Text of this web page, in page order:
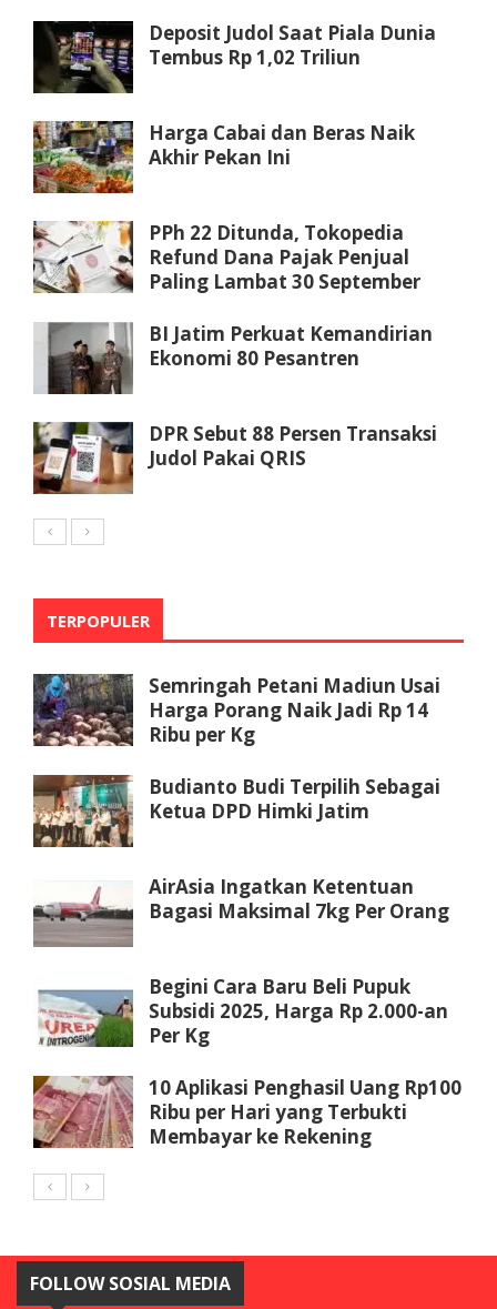
Deposit Judol Saat Piala Dunia
Tembus Rp 1,02 Triliun
Harga Cabai dan Beras Naik
Akhir Pekan Ini
PPh 22 Ditunda, Tokopedia
Refund Dana Pajak Penjual
Paling Lambat 30 September
BI Jatim Perkuat Kemandirian
Ekonomi 80 Pesantren
DPR Sebut 88 Persen Transaksi
Judol Pakai QRIS
TERPOPULER
Semringah Petani Madiun Usai
Harga Porang Naik Jadi Rp 14
Ribu per Kg
Budianto Budi Terpilih Sebagai
Ketua DPD Himki Jatim
AirAsia Ingatkan Ketentuan
Bagasi Maksimal 7kg Per Orang
Begini Cara Baru Beli Pupuk
Subsidi 2025, Harga Rp 2.000-an
Per Kg
10 Aplikasi Penghasil Uang Rp100
Ribu per Hari yang Terbukti
Membayar ke Rekening
FOLLOW SOSIAL MEDIA